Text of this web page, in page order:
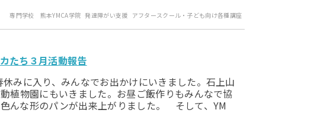
専門学校 熊本YMCA学院 発達障がい支援 アフタースクール・子ども向け各種講座
たち３月活動報告
に入り、みんなでお出かけにいきました。石上山
植物園にもいきました。お昼ご飯作りもみんなで協
んな形のパンが出来上がりました。 そして、YM